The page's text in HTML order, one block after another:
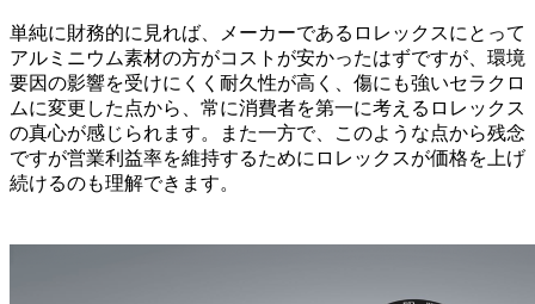
単純に財務的に見れば、メーカーであるロレックスにとって
アルミニウム素材の方がコストが安かったはずですが、環境
要因の影響を受けにくく耐久性が高く、傷にも強いセラクロ
ムに変更した点から、常に消費者を第一に考えるロレックス
の真心が感じられます。また一方で、このような点から残念
ですが営業利益率を維持するためにロレックスが価格を上げ
続けるのも理解できます。